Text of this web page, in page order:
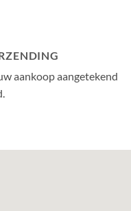
aankoop aangetekend